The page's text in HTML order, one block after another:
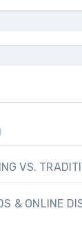
VS.
& ONLINE